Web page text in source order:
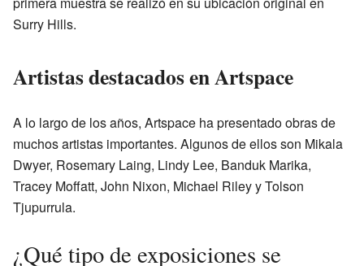
Surry Hills.
Artistas destacados en Artspace
A lo largo de los años, Artspace ha presentado obras de
muchos artistas importantes. Algunos de ellos son Mikala
Dwyer, Rosemary Laing, Lindy Lee, Banduk Marika,
Tracey Moffatt, John Nixon, Michael Riley y Tolson
Tjupurrula.
¿Qué tipo de exposiciones se